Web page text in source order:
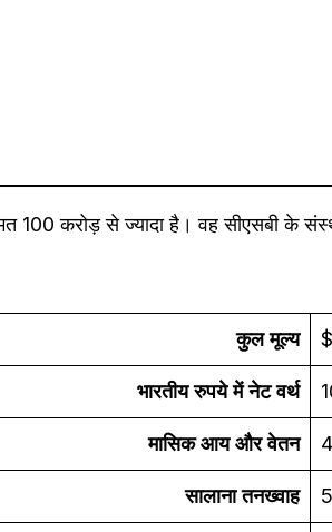
100 करोड़ से ज्यादा है। वह सीएसबी के
कुल मूल्य
भारतीय रुपये में नेट वर्थ
मासिक आय और वेतन
सालाना तनख्वाह